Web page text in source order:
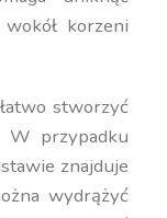
korzeni
stworzyć
W przypadku
znajduje
wydrążyć